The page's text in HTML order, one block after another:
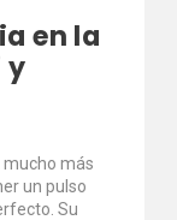
en la
y
mucho más
un pulso
Su